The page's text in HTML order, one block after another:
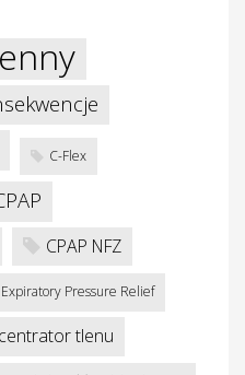
C-Flex
CPAP NFZ
Expiratory Pressure Relief
tlenu